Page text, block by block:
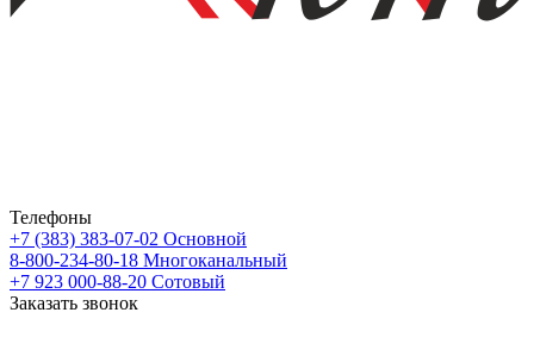
Телефоны
+7 (383) 383-07-02 Основной
8-800-234-80-18 Многоканальный
+7 923 000-88-20 Сотовый
Заказать звонок